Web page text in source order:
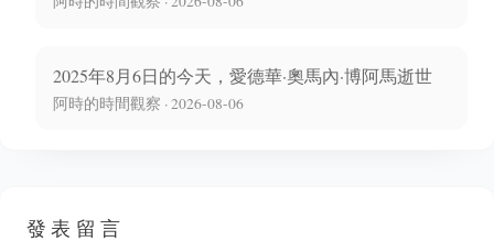
2025年8月6日的今天，愛德華·奧馬內·博阿馬逝世
阿時的時間觀察 · 2026-08-06
發表留言